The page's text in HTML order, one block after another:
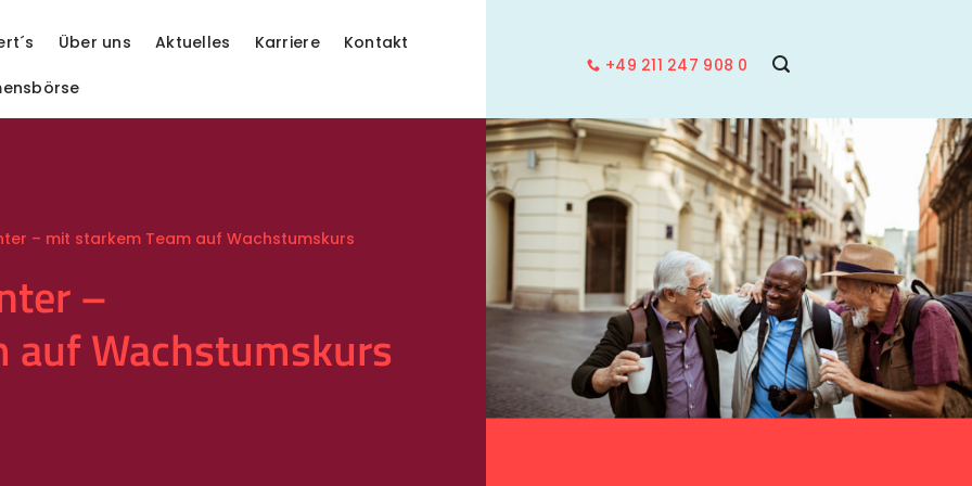
Über uns Aktuelles Karriere Kontakt
+49 211 247 908 0
– mit starkem Team auf Wachstumskurs
–
auf Wachstumskurs